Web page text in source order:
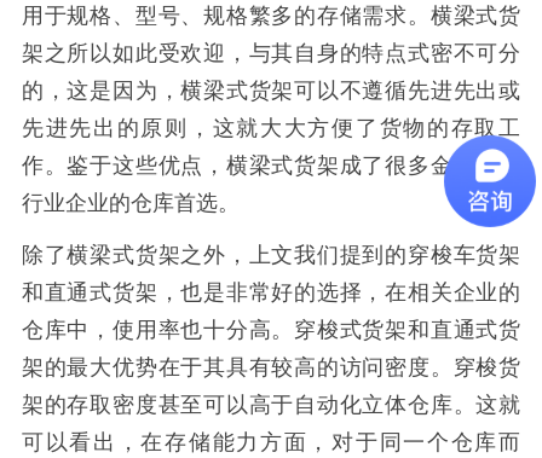
用于规格、型号、规格繁多的存储需求。横梁式货
架之所以如此受欢迎，与其自身的特点式密不可分
的，这是因为，横梁式货架可以不遵循先进先出或
先进先出的原则，这就大大方便了货物的存取工
作。鉴于这些优点，横梁式货架成了很多金属材料
行业企业的仓库首选。
除了横梁式货架之外，上文我们提到的穿梭车货架
和直通式货架，也是非常好的选择，在相关企业的
仓库中，使用率也十分高。穿梭式货架和直通式货
架的最大优势在于其具有较高的访问密度。穿梭货
架的存取密度甚至可以高于自动化立体仓库。这就
可以看出，在存储能力方面，对于同一个仓库而